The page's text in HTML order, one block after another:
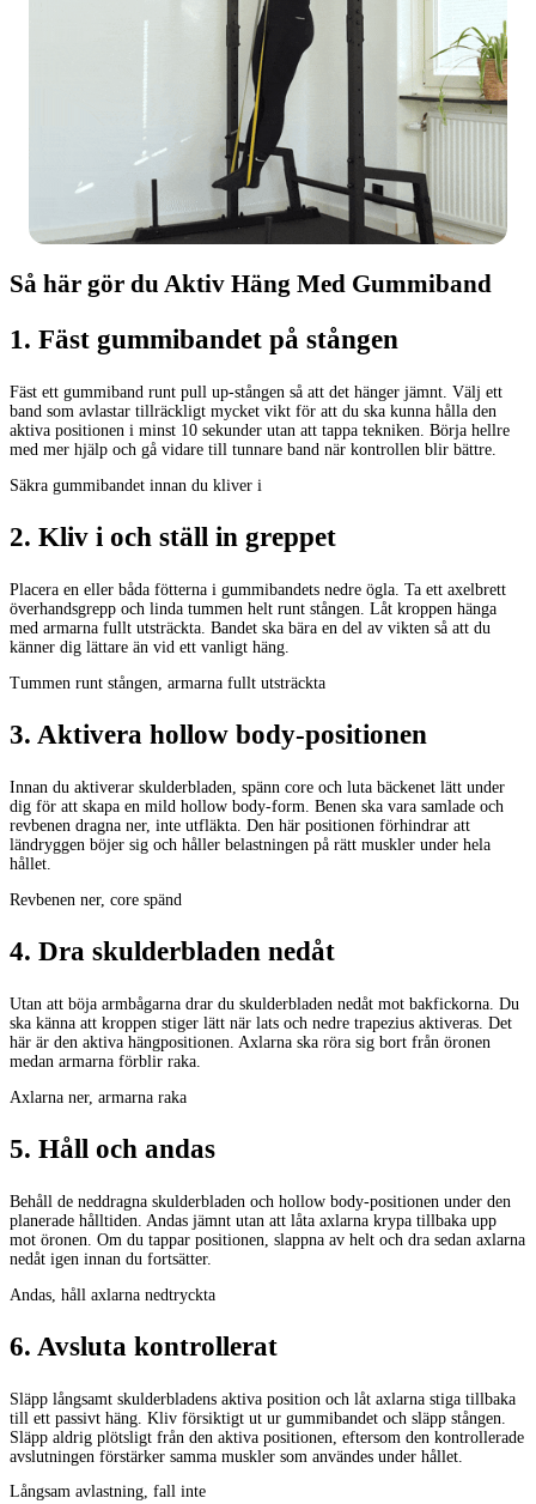
Så här gör du Aktiv Häng Med Gummiband
1. Fäst gummibandet på stången
Fäst ett gummiband runt pull up-stången så att det hänger jämnt. Välj ett
band som avlastar tillräckligt mycket vikt för att du ska kunna hålla den
aktiva positionen i minst 10 sekunder utan att tappa tekniken. Börja hellre
med mer hjälp och gå vidare till tunnare band när kontrollen blir bättre.
Säkra gummibandet innan du kliver i
2. Kliv i och ställ in greppet
Placera en eller båda fötterna i gummibandets nedre ögla. Ta ett axelbrett
överhandsgrepp och linda tummen helt runt stången. Låt kroppen hänga
med armarna fullt utsträckta. Bandet ska bära en del av vikten så att du
känner dig lättare än vid ett vanligt häng.
Tummen runt stången, armarna fullt utsträckta
3. Aktivera hollow body-positionen
Innan du aktiverar skulderbladen, spänn core och luta bäckenet lätt under
dig för att skapa en mild hollow body-form. Benen ska vara samlade och
revbenen dragna ner, inte utfläkta. Den här positionen förhindrar att
ländryggen böjer sig och håller belastningen på rätt muskler under hela
hållet.
Revbenen ner, core spänd
4. Dra skulderbladen nedåt
Utan att böja armbågarna drar du skulderbladen nedåt mot bakfickorna. Du
ska känna att kroppen stiger lätt när lats och nedre trapezius aktiveras. Det
här är den aktiva hängpositionen. Axlarna ska röra sig bort från öronen
medan armarna förblir raka.
Axlarna ner, armarna raka
5. Håll och andas
Behåll de neddragna skulderbladen och hollow body-positionen under den
planerade hålltiden. Andas jämnt utan att låta axlarna krypa tillbaka upp
mot öronen. Om du tappar positionen, slappna av helt och dra sedan axlarna
nedåt igen innan du fortsätter.
Andas, håll axlarna nedtryckta
6. Avsluta kontrollerat
Släpp långsamt skulderbladens aktiva position och låt axlarna stiga tillbaka
till ett passivt häng. Kliv försiktigt ut ur gummibandet och släpp stången.
Släpp aldrig plötsligt från den aktiva positionen, eftersom den kontrollerade
avslutningen förstärker samma muskler som användes under hållet.
Långsam avlastning, fall inte